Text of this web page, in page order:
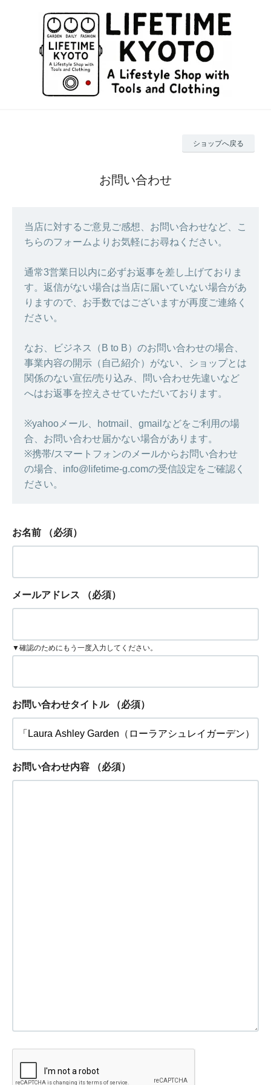
ショップへ戻る
お問い合わせ
当店に対するご意見ご感想、お問い合わせなど、こ
ちらのフォームよりお気軽にお尋ねください。
通常3営業日以内に必ずお返事を差し上げておりま
す。返信がない場合は当店に届いていない場合があ
りますので、お手数ではございますが再度ご連絡く
ださい。
なお、ビジネス（B to B）のお問い合わせの場合、
事業内容の開示（自己紹介）がない、ショップとは
関係のない宣伝/売り込み、問い合わせ先違いなど
へはお返事を控えさせていただいております。
※yahooメール、hotmail、gmailなどをご利用の場
合、お問い合わせ届かない場合があります。
※携帯/スマートフォンのメールからお問い合わせ
の場合、info@lifetime-g.comの受信設定をご確認く
ださい。
お名前 （必須）
メールアドレス （必須）
▼確認のためにもう一度入力してください。
お問い合わせタイトル （必須）
お問い合わせ内容 （必須）